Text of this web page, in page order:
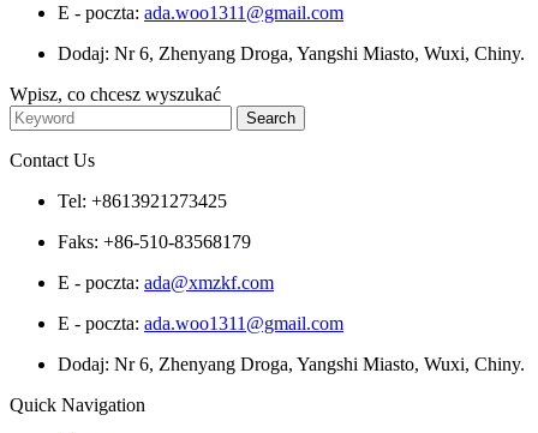
E - poczta: ada.woo1311@gmail.com
Dodaj: Nr 6, Zhenyang Droga, Yangshi Miasto, Wuxi, Chiny.
Wpisz, co chcesz wyszukać
Contact Us
Tel: +8613921273425
Faks: +86-510-83568179
E - poczta: ada@xmzkf.com
E - poczta: ada.woo1311@gmail.com
Dodaj: Nr 6, Zhenyang Droga, Yangshi Miasto, Wuxi, Chiny.
Quick Navigation